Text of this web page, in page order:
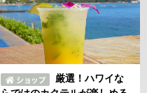
厳選！ハワイな